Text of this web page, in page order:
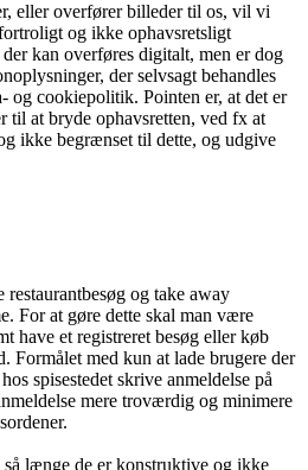
eller overfører billeder til os, vil vi
og ikke ophavsretsligt
kan overføres digitalt, men er dog
der selvsagt behandles
og cookiepolitik. Pointen er, at det er
til at bryde ophavsretten, ved fx at
ikke begrænset til dette, og udgive
og take away
For at gøre dette skal man være
have et registreret besøg eller køb
Formålet med kun at lade brugere der
spisestedet skrive anmeldelse på
mere troværdig og minimere
længe de er konstruktive og ikke